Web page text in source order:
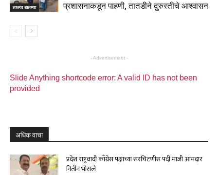
ताज्या बातम्या
प्रशासनाकडून पाहणी, तातडीने दुरुस्तीचे आश्वासन
- Advertisement -
Slide Anything shortcode error: A valid ID has not been
provided
अधिक वाचा
प्रदेश राष्ट्रवादी काँग्रेस पक्षाच्या सरचिटणीस पदी माजी आमदार
नितीन भोसले